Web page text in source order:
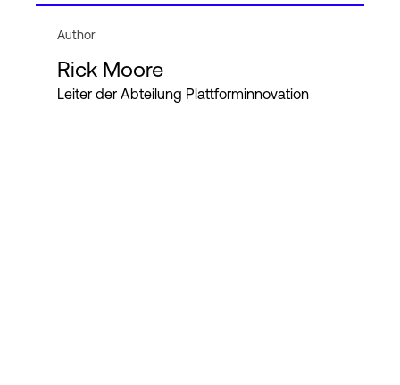
Partner
Wissenswertes
Author
Rick Moore
Leiter der Abteilung Plattforminnovation